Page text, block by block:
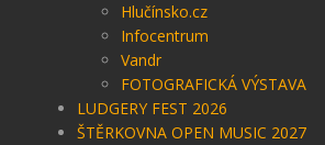
Hlučínsko.cz
Infocentrum
Vandr
FOTOGRAFICKÁ VÝSTAVA
LUDGERY FEST 2026
ŠTĚRKOVNA OPEN MUSIC 2027